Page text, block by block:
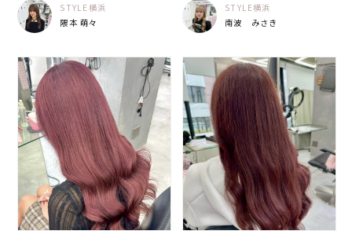
STYLE横浜
隈本 萌々
STYLE横浜
南波 みさき